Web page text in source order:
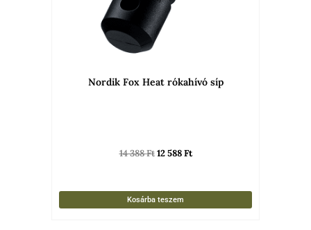
Nordik Fox Heat rókahívó síp
14 388Ft 12 588Ft
Kosárba teszem